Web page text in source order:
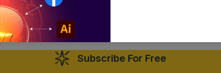
Subscribe For Free